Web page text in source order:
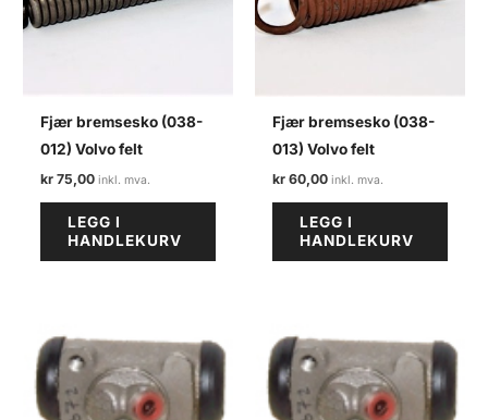
Fjær bremsesko (038-
012) Volvo felt
kr 75,00
LEGG I
HANDLEKURV
Fjær bremsesko (038-
013) Volvo felt
kr 60,00
LEGG I
HANDLEKURV